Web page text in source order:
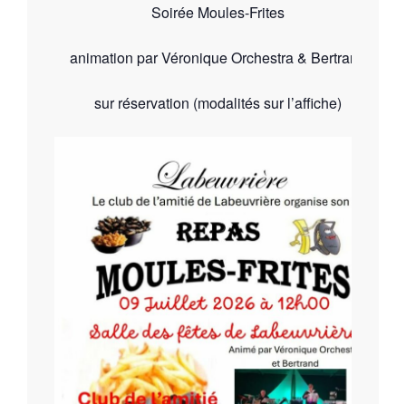
Soirée Moules-Frites
animation par Véronique Orchestra & Bertrand
sur réservation (modalités sur l’affiche)